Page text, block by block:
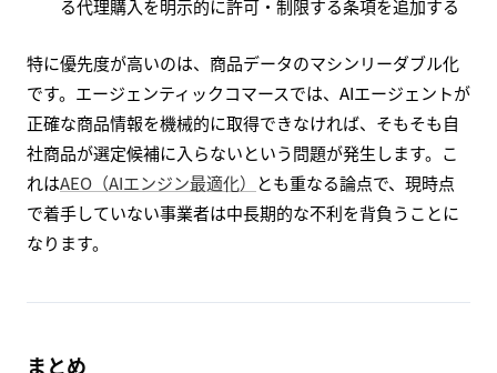
る代理購入を明示的に許可・制限する条項を追加する
特に優先度が高いのは、商品データのマシンリーダブル化
です。エージェンティックコマースでは、AIエージェントが
正確な商品情報を機械的に取得できなければ、そもそも自
社商品が選定候補に入らないという問題が発生します。こ
れはAEO（AIエンジン最適化）
とも重なる論点で、現時点
で着手していない事業者は中長期的な不利を背負うことに
なります。
まとめ